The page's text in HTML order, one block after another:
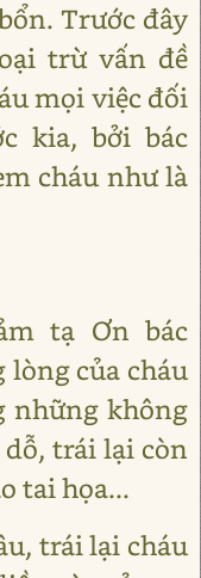
Trước đây
trừ vấn đề
mọi việc đối
kia, bởi bác
cháu như là
tạ Ơn bác
của cháu
những không
trái lại còn
tai họa...
trái lại cháu